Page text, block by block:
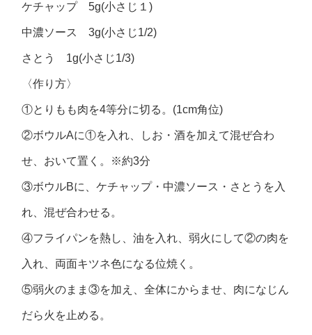
ケチャップ 5g(小さじ１)
中濃ソース 3g(小さじ1/2)
さとう 1g(小さじ1/3)
〈作り方〉
①とりもも肉を4等分に切る。(1cm角位)
②ボウルAに①を入れ、しお・酒を加えて混ぜ合わ
せ、おいて置く。※約3分
③ボウルBに、ケチャップ・中濃ソース・さとうを入
れ、混ぜ合わせる。
④フライパンを熱し、油を入れ、弱火にして②の肉を
入れ、両面キツネ色になる位焼く。
⑤弱火のまま③を加え、全体にからませ、肉になじん
だら火を止める。